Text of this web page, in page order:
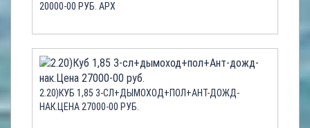
20000-00 РУБ. АРХ
2.20)КУБ 1,85 3-СЛ+ДЫМОХОД+ПОЛ+АНТ-ДОЖД-
НАК.ЦЕНА 27000-00 РУБ.